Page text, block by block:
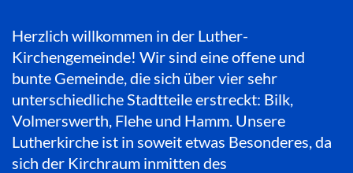
Herzlich willkommen in der Luther-
Kirchengemeinde! Wir sind eine offene und
bunte Gemeinde, die sich über vier sehr
unterschiedliche Stadtteile erstreckt: Bilk,
Volmerswerth, Flehe und Hamm. Unsere
Lutherkirche ist in soweit etwas Besonderes, da
sich der Kirchraum inmitten des